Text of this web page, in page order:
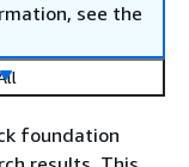
see the
foundation